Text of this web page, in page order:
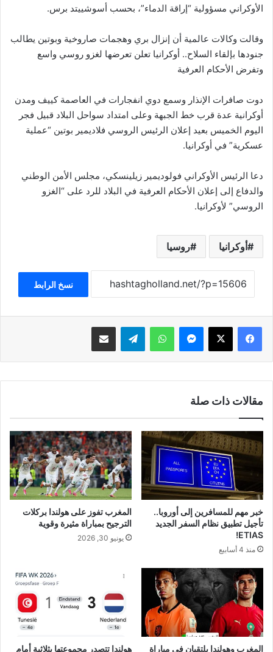
الأوكراني مسؤولية “إراقة الدماء”، بحسب أسوشييتد برس.
وقالت وكالات عالمية أن إنزال بري وهجمات صاروخية وبوتين يطالب
جنودها بإلقاء السلاح.. أوكرانيا تعلن تعرضها لغزو روسي واسع
وتفرض الأحكام العرفية
دوت صافرات الإنذار وسمع دوي انفجارات في العاصمة كييف ومدن
أوكرانية عدة قرب خط الجبهة وعلى امتداد سواحل البلاد قبيل فجر
اليوم الخميس بعيد إعلان الرئيس الروسي فلاديمير بوتين “عملية
عسكرية” في أوكرانيا.
دعا الرئيس الأوكراني فولوديمير زيلينسكي، مجلس الأمن الوطني
والدفاع إلى إعلان الأحكام العرفية في البلاد للرد على “الغزو
الروسي” لأوكرانيا.
أوكرانيا روسيا
نسخ الرابط
فيسبوك ‫X ماسنجر واتساب تيلقرام مشاركة عبر البريد
مقالات ذات صلة
خبر مهم للمسافرين إلى أوروبا..
تأجيل تطبيق نظام السفر الجديد
ETIAS!
منذ 4 أسابيع
المغرب تفوز على هولندا بركلات
الترجيح بمباراة مثيرة وقوية
يونيو 30, 2026
المغرب وهولندا يلتقيان في مباراة
هولندا تتصدر مجموعتها بثلاثية أمام